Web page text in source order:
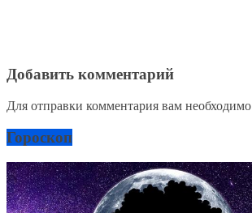
Добавить комментарий
Для отправки комментария вам необходимо
Гороскоп